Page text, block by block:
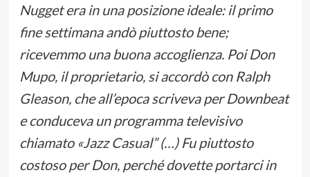
Nugget era in una posizione ideale: il primo
fine settimana andò piuttosto bene;
ricevemmo una buona accoglienza. Poi Don
Mupo, il proprietario, si accordò con Ralph
Gleason, che all’epoca scriveva per Downbeat
e conduceva un programma televisivo
chiamato «Jazz Casual” (…) Fu piuttosto
costoso per Don, perché dovette portarci in